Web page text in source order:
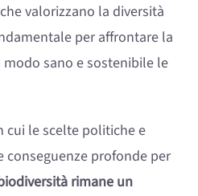
valorizzano la diversità
per affrontare la
sano e sostenibile le
le scelte politiche e
conseguenze profonde per
rimane un